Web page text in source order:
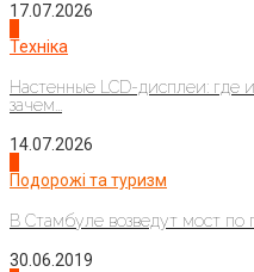
17.07.2026
Техніка
Настенные LCD-дисплеи: где
зачем...
14.07.2026
Подорожі та туризм
В Стамбуле возведут мост по
30.06.2019